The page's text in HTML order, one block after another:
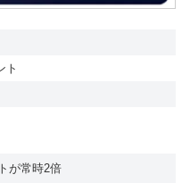
ト
が常時2倍